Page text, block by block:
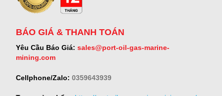
BÁO GIÁ & THANH TOÁN
Yêu Cầu Báo Giá: sales@port-oil-gas-marine-
mining.com
Cellphone/Zalo: 0359643939